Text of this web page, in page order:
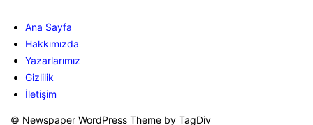
Ana Sayfa
Hakkımızda
Yazarlarımız
Gizlilik
İletişim
© Newspaper WordPress Theme by TagDiv